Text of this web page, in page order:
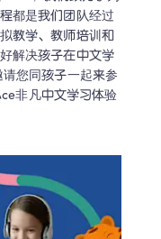
都是我们团队经过
教学、教师培训和
解决孩子在中文学
您同孩子一起来参
非凡中文学习体验